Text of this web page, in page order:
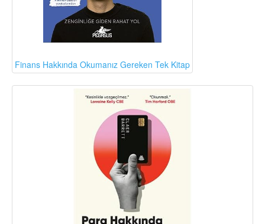
Finans Hakkında Okumanız Gereken Tek Kitap